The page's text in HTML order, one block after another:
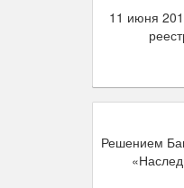
11 июня
Решением